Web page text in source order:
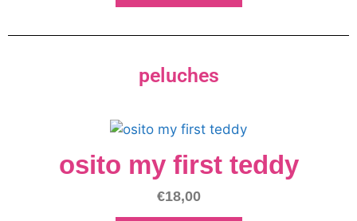
peluches
osito my first teddy
€18,00